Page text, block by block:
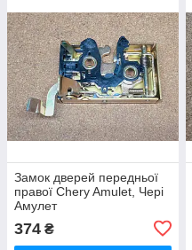
Замок дверей передньої
правої Chery Amulet, Чері
Амулет
374 ₴